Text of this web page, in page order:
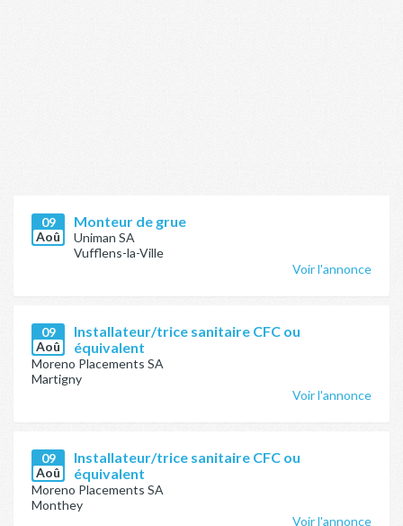
09
Aoû
Monteur de grue
Uniman SA
Vufflens-la-Ville
Voir l'annonce
09
Aoû
Installateur/trice sanitaire CFC ou
équivalent
Moreno Placements SA
Martigny
Voir l'annonce
09
Aoû
Installateur/trice sanitaire CFC ou
équivalent
Moreno Placements SA
Monthey
Voir l'annonce